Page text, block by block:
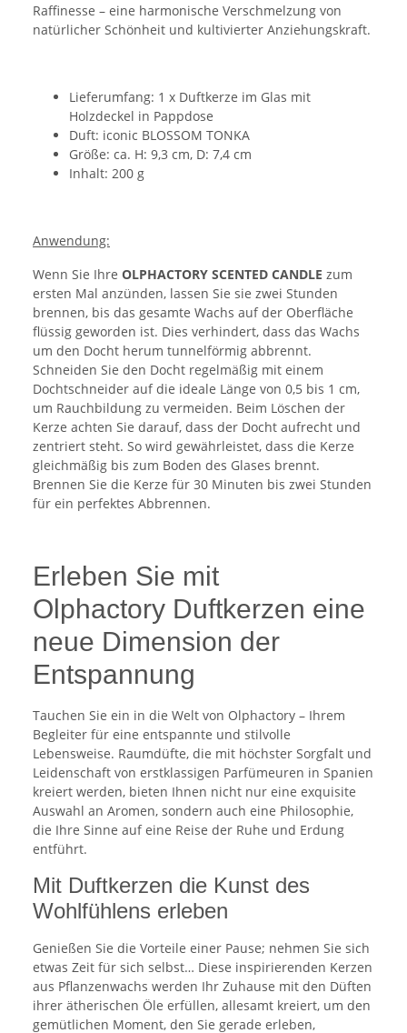
Raffinesse – eine harmonische Verschmelzung von
natürlicher Schönheit und kultivierter Anziehungskraft.
Lieferumfang: 1 x Duftkerze im Glas mit
Holzdeckel in Pappdose
Duft: iconic BLOSSOM TONKA
Größe: ca. H: 9,3 cm, D: 7,4 cm
Inhalt: 200 g
Anwendung:
Wenn Sie Ihre OLPHACTORY SCENTED CANDLE zum
ersten Mal anzünden, lassen Sie sie zwei Stunden
brennen, bis das gesamte Wachs auf der Oberfläche
flüssig geworden ist. Dies verhindert, dass das Wachs
um den Docht herum tunnelförmig abbrennt.
Schneiden Sie den Docht regelmäßig mit einem
Dochtschneider auf die ideale Länge von 0,5 bis 1 cm,
um Rauchbildung zu vermeiden. Beim Löschen der
Kerze achten Sie darauf, dass der Docht aufrecht und
zentriert steht. So wird gewährleistet, dass die Kerze
gleichmäßig bis zum Boden des Glases brennt.
Brennen Sie die Kerze für 30 Minuten bis zwei Stunden
für ein perfektes Abbrennen.
Erleben Sie mit
Olphactory Duftkerzen eine
neue Dimension der
Entspannung
Tauchen Sie ein in die Welt von Olphactory – Ihrem
Begleiter für eine entspannte und stilvolle
Lebensweise. Raumdüfte, die mit höchster Sorgfalt und
Leidenschaft von erstklassigen Parfümeuren in Spanien
kreiert werden, bieten Ihnen nicht nur eine exquisite
Auswahl an Aromen, sondern auch eine Philosophie,
die Ihre Sinne auf eine Reise der Ruhe und Erdung
entführt.
Mit Duftkerzen die Kunst des
Wohlfühlens erleben
Genießen Sie die Vorteile einer Pause; nehmen Sie sich
etwas Zeit für sich selbst… Diese inspirierenden Kerzen
aus Pflanzenwachs werden Ihr Zuhause mit den Düften
ihrer ätherischen Öle erfüllen, allesamt kreiert, um den
gemütlichen Moment, den Sie gerade erleben,